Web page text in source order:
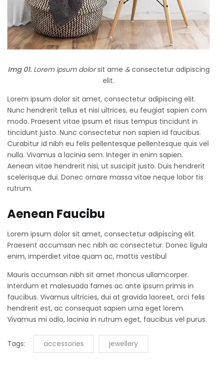
Img 01.Lorem ipsum dolorsit ame &consectetur adipiscing
elit.
Lorem ipsum dolor sit amet, consectetur adipiscing elit.
Nunc hendrerit tellus et nisi ultrices, eu feugiat sapien com
modo. Praesent vitae ipsum et risus tempus tincidunt in
tincidunt justo. Nunc consectetur non sapien id faucibus.
Curabitur id nibh eu felis pellentesque pellentesque quis vel
nulla. Vivamus a lacinia sem. Integer in enim sapien.
Aenean vitae hendrerit nisi, ut suscipit justo. Duis hendrerit
scelerisque dui. Donec ornare massa vitae neque lobor tis
rutrum.
Aenean Faucibu
Lorem ipsum dolor sit amet, consectetur adipiscing elit.
Praesent accumsan nec nibh ac consectetur. Donec ligula
enim, imperdiet vitae quam ac, mattis vestibul
Mauris accumsan nibh sit amet rhoncus ullamcorper.
Interdum et malesuada fames ac ante ipsum primis in
faucibus. Vivamus ultricies, dui at gravida laoreet, orci felis
hendrerit est, ac consequat sapien urna eget lorem.
Vivamus mi odio, lacinia in rutrum eget, faucibus vel purus.
Tags: accessories jewellery